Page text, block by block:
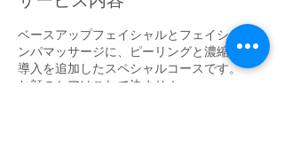
ベースアップフェイシャルとフェイシャルリ
ンパマッサージに、ピーリングと濃縮イオン
導入を追加したスペシャルコースです。
お顔のケアはこれで決まり☆